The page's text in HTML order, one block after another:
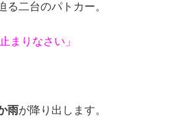
る二台のパトカー。
まりなさい」
雨が降り出します。